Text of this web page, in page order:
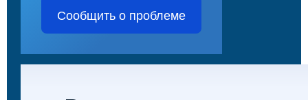
Сообщить о проблеме